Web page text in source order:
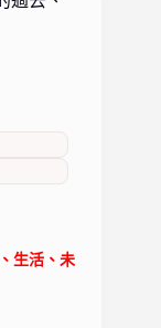
生活、未